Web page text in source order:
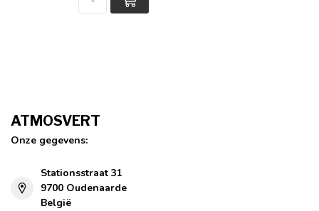
ATMOSVERT
Onze gegevens:
Stationsstraat 31
9700 Oudenaarde
België